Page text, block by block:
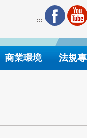
:::
商業環境 法規